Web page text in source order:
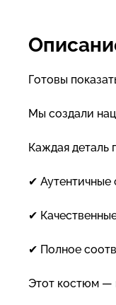
Готовы
Мы создали
Каждая деталь
✔ Аутентичные
✔
✔ Полное
Этот костюм —